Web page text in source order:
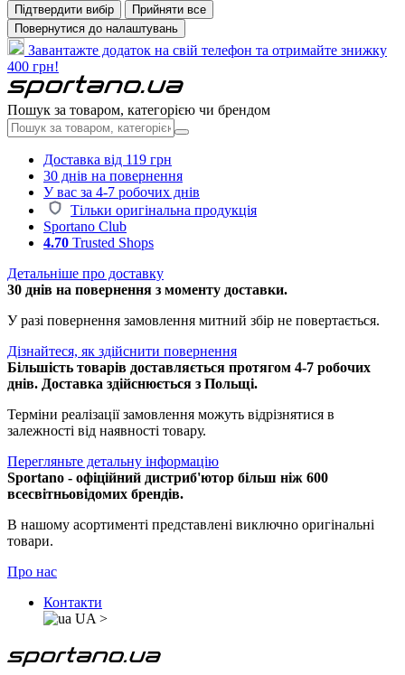
Підтвердити вибір
Прийняти все
Повернутися до налаштувань
Завантажте додаток на свій телефон та отримайте знижку
400 грн!
Пошук за товаром, категорією чи брендом
Доставка від 119 грн
30 днів на повернення
У вас за 4-7 робочих днів
Тільки оригінальна продукція
Sportano Club
4.70 Trusted Shops
Детальніше про доставку
30 днів на повернення з моменту доставки.
У разі повернення замовлення митний збір не повертається.
Дізнайтеся, як здійснити повернення
Більшість товарів доставляється протягом 4-7 робочих
днів. Доставка здійснюється з Польщі.
Терміни реалізації замовлення можуть відрізнятися в
залежності від наявності товару.
Перегляньте детальну інформацію
Sportano - офіційний дистриб'ютор більш ніж 600
всесвітньовідомих брендів.
В нашому асортименті представлені виключно оригінальні
товари.
Про нас
Контакти
UA >